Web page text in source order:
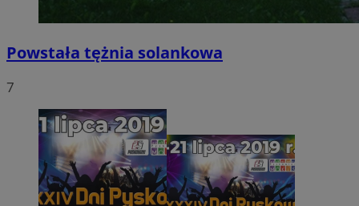
Powstała tężnia solankowa
7